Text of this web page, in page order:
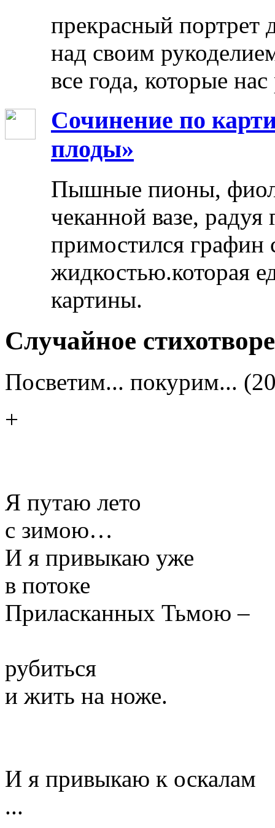
прекрасный портрет
над своим
все года, которые
Сочинение по
плоды»
Пышные пионы,
чеканной вазе,
примостился графин
жидкостью.которая
картины.
Случайное
Посветим... покурим...
+
Я путаю лето
с зимою…
И я привыкаю уже
в потоке
Приласканных Тьмою –
рубиться
и жить на ноже.
И я привыкаю к оскалам
...